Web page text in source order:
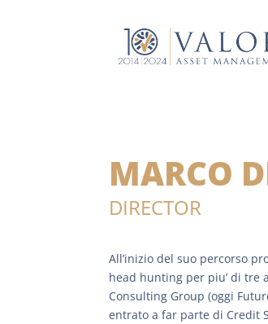
MARCO
DIRECTOR
All’inizio del suo percorso
head hunting per piu’ di tre
Consulting Group (oggi
entrato a far parte di Credit